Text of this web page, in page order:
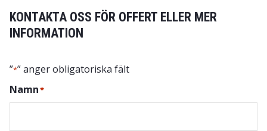
KONTAKTA OSS FÖR OFFERT ELLER MER
INFORMATION
”*” anger obligatoriska fält
Namn*